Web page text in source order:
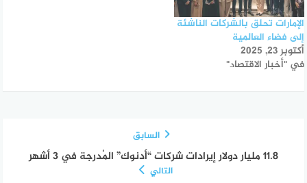
الإمارات تحلق بالشركات الناشئة
إلى فضاء العالمية
أكتوبر 23, 2025
في "أخبار الاقتصاد"
السابق
11.8 مليار دولار إيرادات شركات “أدنوك” المُدرجة في 3 أشهر
التالي